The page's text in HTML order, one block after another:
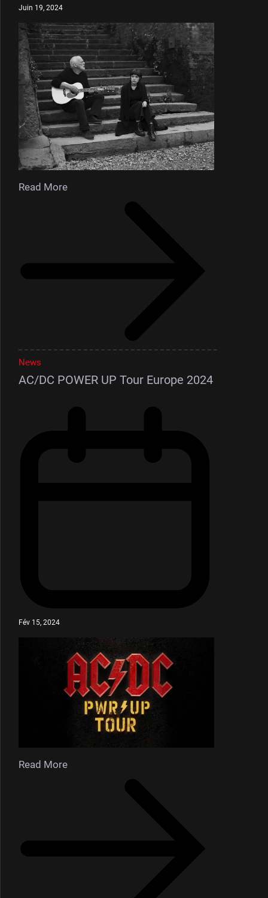
Juin 19, 2024
Read More
News
AC/DC POWER UP Tour Europe 2024
Fév 15, 2024
Read More